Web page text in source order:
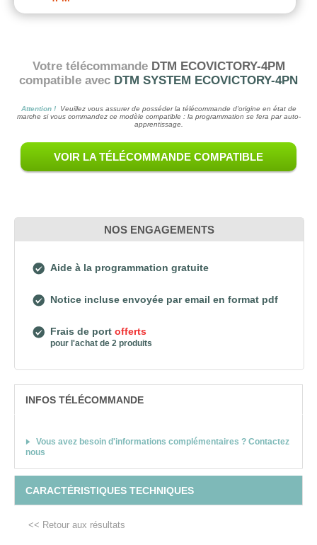
Votre télécommande DTM ECOVICTORY-4PM
compatible avec DTM SYSTEM ECOVICTORY-4PN
Attention !Veuillez vous assurer de posséder la télécommande d'origine en état de
marche si vous commandez ce modèle compatible : la programmation se fera par auto-
apprentissage.
VOIR LA TÉLÉCOMMANDE COMPATIBLE
NOS ENGAGEMENTS
Aide à la programmation gratuite
Notice incluse envoyée par email en format pdf
Frais de port offerts
pour l'achat de 2 produits
INFOS TÉLÉCOMMANDE
Vous avez besoin d'informations complémentaires ? Contactez
nous
CARACTÉRISTIQUES TECHNIQUES
<< Retour aux résultats